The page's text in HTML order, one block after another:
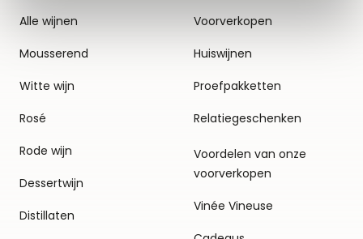
Alle wijnen
Mousserend
Witte wijn
Rosé
Rode wijn
Dessertwijn
Distillaten
Voorverkopen
Huiswijnen
Proefpakketten
Relatiegeschenken
Voordelen van onze
voorverkopen
Vinée Vineuse